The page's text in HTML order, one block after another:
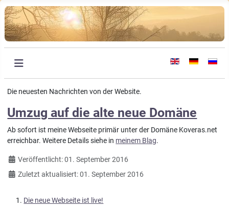
Sprache auswählen
Die neuesten Nachrichten von der Website.
Umzug auf die alte neue Domäne
Ab sofort ist meine Webseite primär unter der Domäne Koveras.net
erreichbar. Weitere Details siehe in meinem Blag.
Details
Veröffentlicht: 01. September 2016
Zuletzt aktualisiert: 01. September 2016
Die neue Webseite ist live!